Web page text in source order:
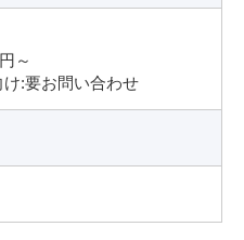
～
:要お問い合わせ